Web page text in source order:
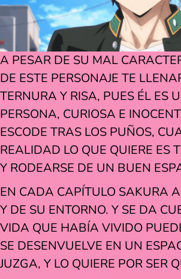
A PESAR DE SU MAL
DE ESTE PERSONAJE TE
TERNURA Y RISA, PUES ÉL ES
PERSONA, CURIOSA E
ESCODE TRAS LOS PUÑOS,
REALIDAD LO QUE QUIERE ES
Y RODEARSE DE UN BUEN
EN CADA CAPÍTULO SAKURA
Y DE SU ENTORNO. Y SE DA
VIDA QUE HABÍA VIVIDO
SE DESENVUELVE EN UN
JUZGA, Y LO QUIERE POR SER